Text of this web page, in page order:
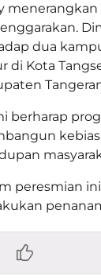
dua
di Kota
berharap
peresmian